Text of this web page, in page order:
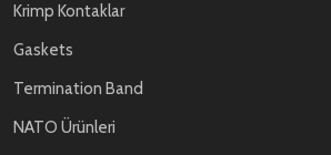
Krimp Kontaklar
Gaskets
Termination Band
NATO Ürünleri